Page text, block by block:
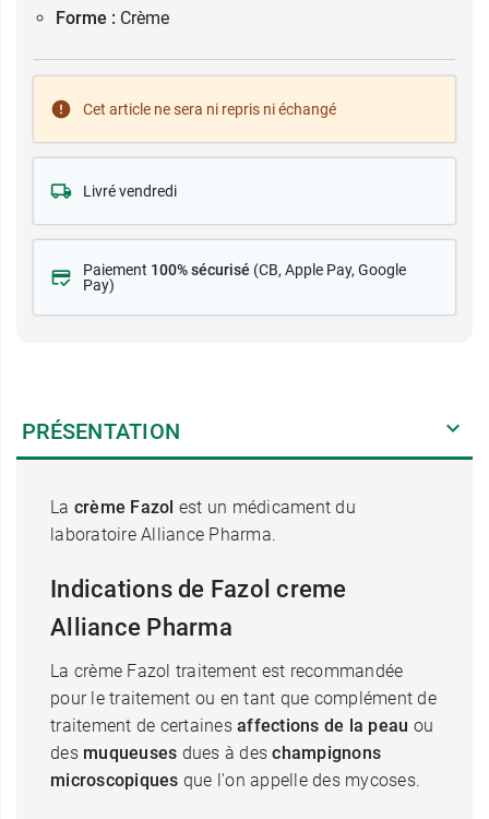
Forme : Crème
Cet article ne sera ni repris ni échangé
Livré vendredi
Paiement 100% sécurisé (CB, Apple Pay, Google
Pay)
PRÉSENTATION
La crème Fazol est un médicament du
laboratoire Alliance Pharma.
Indications de Fazol creme
Alliance Pharma
La crème Fazol traitement est recommandée
pour le traitement ou en tant que complément de
traitement de certaines affections de la peau ou
des muqueuses dues à des champignons
microscopiques que l'on appelle des mycoses.